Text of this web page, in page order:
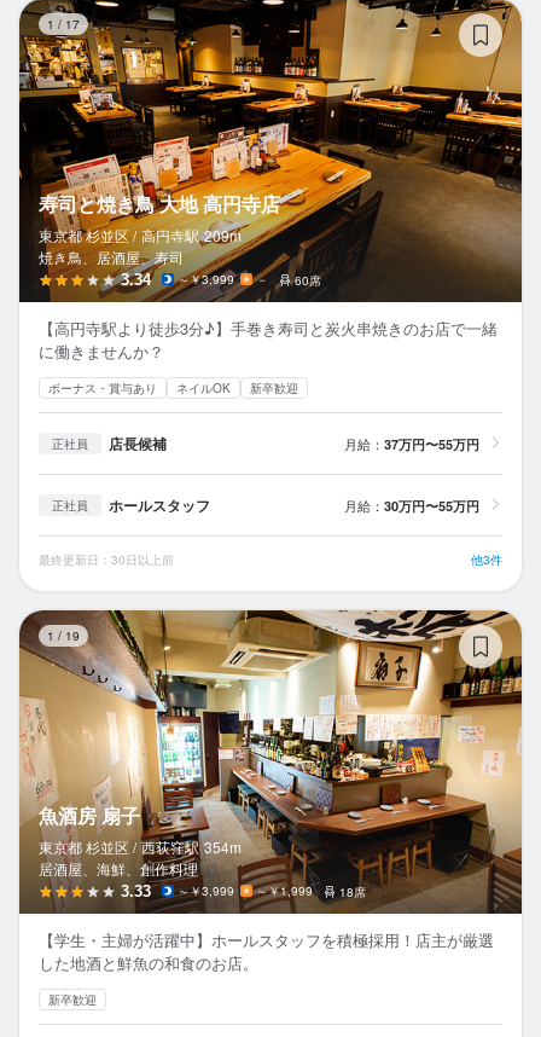
1 / 17
寿司と焼き鳥 大地 高円寺店
東京都 杉並区 / 高円寺駅 209m
焼き鳥、居酒屋、寿司
3.34 ～￥3,999 － 60席
【高円寺駅より徒歩3分♪】手巻き寿司と炭火串焼きのお店で一緒
に働きませんか？
ボーナス・賞与あり ネイルOK 新卒歓迎
正社員 店長候補 月給： 37万円〜55万円
正社員 ホールスタッフ 月給： 30万円〜55万円
最終更新日：30日以上前 他3件
1 / 19
魚酒房 扇子
東京都 杉並区 / 西荻窪駅 354m
居酒屋、海鮮、創作料理
3.33 ～￥3,999 ～￥1,999 18席
【学生・主婦が活躍中】ホールスタッフを積極採用！店主が厳選
した地酒と鮮魚の和食のお店。
新卒歓迎